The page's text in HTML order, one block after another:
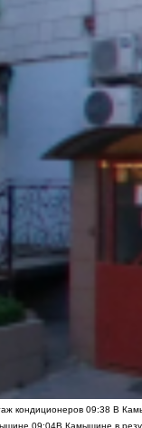
кондиционеров 09:38 В
09:04В Камышине в